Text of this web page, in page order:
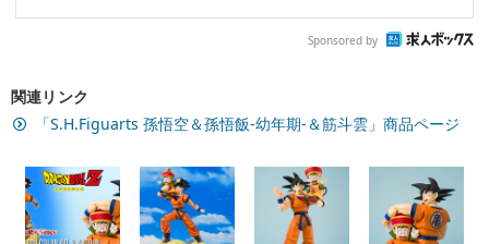
Sponsored by
関連リンク
「S.H.Figuarts 孫悟空＆孫悟飯-幼年期-＆筋斗雲」商品ページ